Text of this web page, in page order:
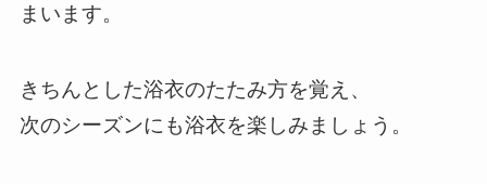
まいます。
きちんとした浴衣のたたみ方を覚え、
次のシーズンにも浴衣を楽しみましょう。